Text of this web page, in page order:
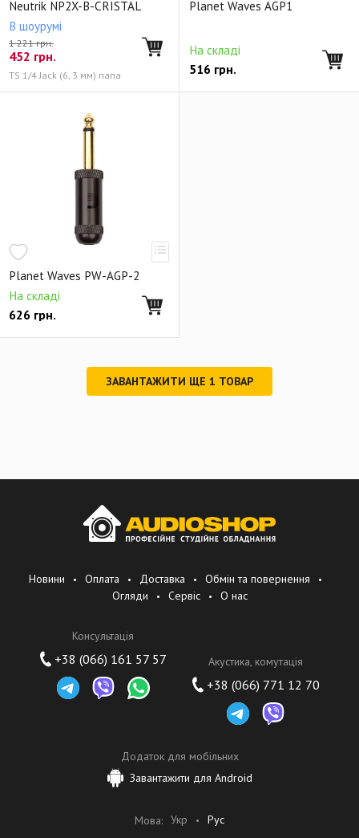
Neutrik NP2X-B-CRISTAL
В шоурумі
1 221 грн.
452 грн.
TS 1/4 Jack (6, 3 мм) папа
Planet Waves AGP1
На складі
516 грн.
Planet Waves PW-AGP-2
На складі
626 грн.
ЗАВАНТАЖИТИ ЩЕ 1 ТОВАР
Новини Оплата Доставка
Обмін та повернення
Огляди
Сервіс О нас
Консультація
+38 (066) 161 57 57 Акустика, комутація
+38 (066) 771 12 70
Додаток для мобільних
Завантажити для Android
Мова: Укр Рус